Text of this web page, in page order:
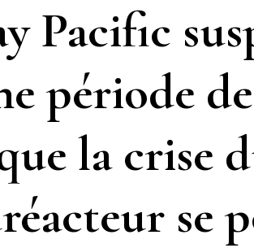
Pacific
période
la crise
se